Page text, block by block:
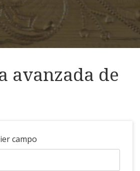
avanzada de
campo